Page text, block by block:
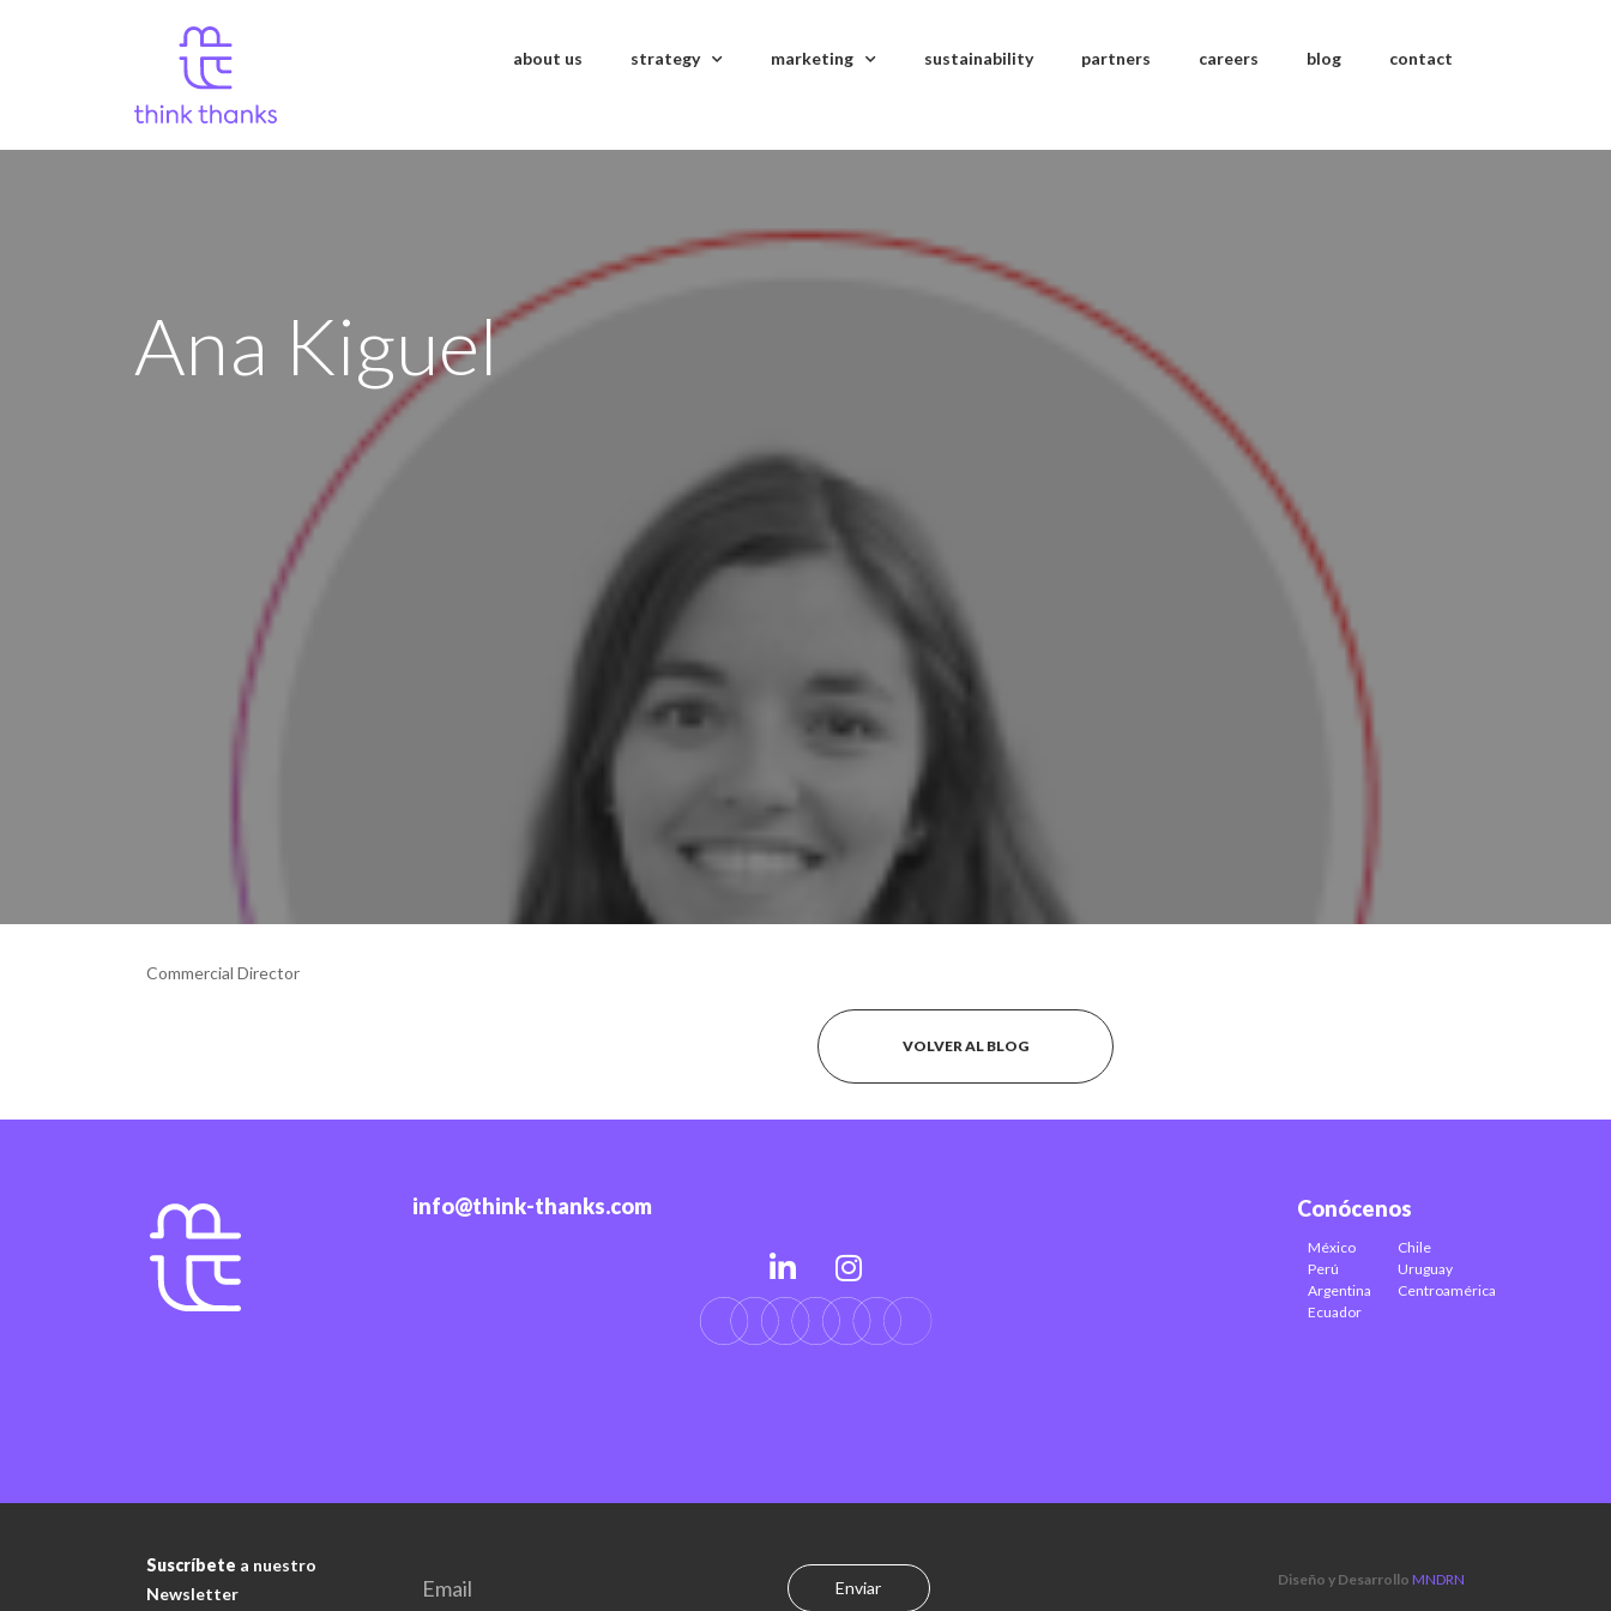
about us strategy marketing sustainability partners careers blog contact
Ana Kiguel
Commercial Director
VOLVER AL BLOG
info@think-thanks.com Conócenos
México
Perú
Argentina
Ecuador
Chile
Uruguay
Centroamérica
Suscríbete a nuestro
Newsletter
Enviar Diseño y Desarrollo MNDRN